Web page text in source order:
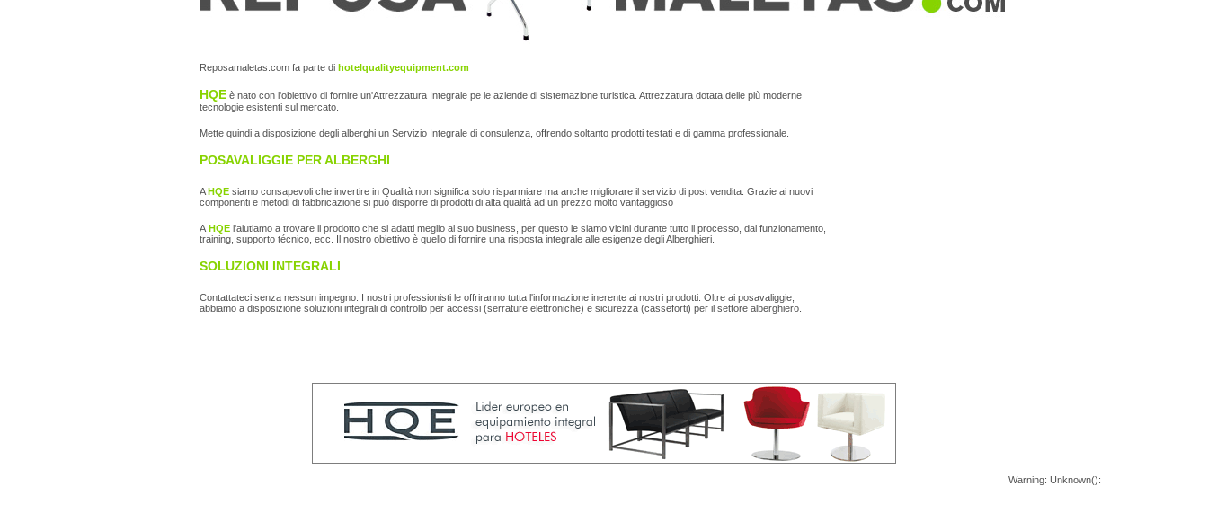
Reposamaletas.com fa parte di hotelqualityequipment.com
HQE è nato con l'obiettivo di fornire un'Attrezzatura Integrale pe le aziende di sistemazione turistica. Attrezzatura dotata delle più moderne
tecnologie esistenti sul mercato.
Mette quindi a disposizione degli alberghi un Servizio Integrale di consulenza, offrendo soltanto prodotti testati e di gamma professionale.
POSAVALIGGIE PER ALBERGHI
AHQE siamo consapevoli che invertire in Qualità non significa solo risparmiare ma anche migliorare il servizio di post vendita. Grazie ai nuovi
componenti e metodi di fabbricazione si può disporre di prodotti di alta qualità ad un prezzo molto vantaggioso
A HQE l'aiutiamo a trovare il prodotto che si adatti meglio al suo business, per questo le siamo vicini durante tutto il processo, dal funzionamento,
training, supporto técnico, ecc. Il nostro obiettivo è quello di fornire una risposta integrale alle esigenze degli Alberghieri.
SOLUZIONI INTEGRALI
Contattateci senza nessun impegno. I nostri professionisti le offriranno tutta l'informazione inerente ai nostri prodotti. Oltre ai posavaliggie,
abbiamo a disposizione soluzioni integrali di controllo per accessi (serrature elettroniche) e sicurezza (casseforti) per il settore alberghiero.
Warning: Unknown():